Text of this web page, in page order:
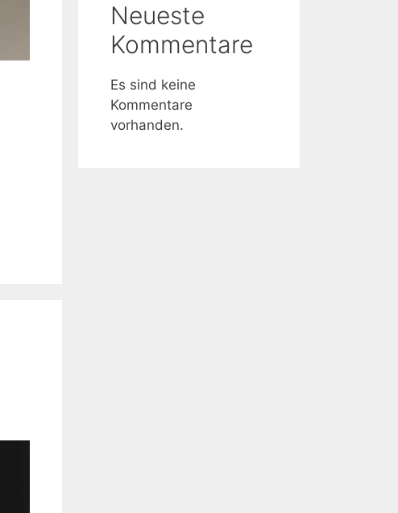
Neueste
Kommentare
Es sind keine
Kommentare
vorhanden.